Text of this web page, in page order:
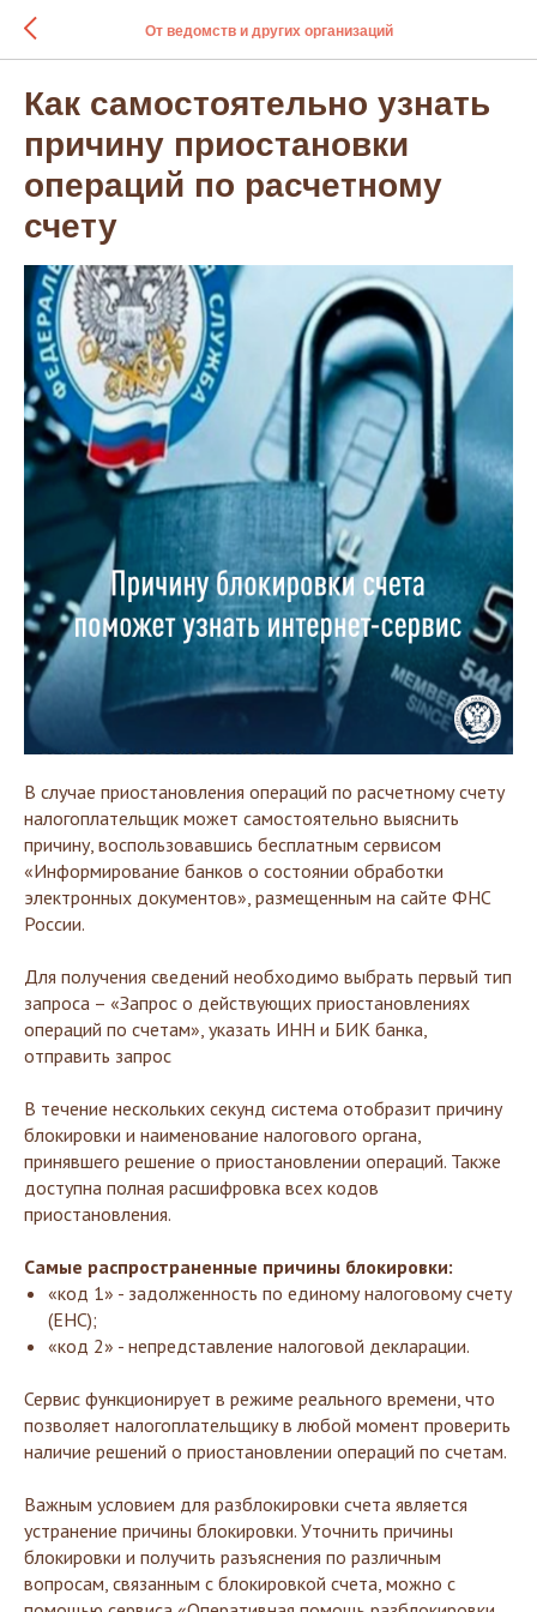
От ведомств и других организаций
Как самостоятельно узнать
причину приостановки
операций по расчетному
счету
В случае приостановления операций по расчетному счету
налогоплательщик может самостоятельно выяснить
причину, воспользовавшись бесплатным сервисом
«Информирование банков о состоянии обработки
электронных документов», размещенным на сайте ФНС
России.
Для получения сведений необходимо выбрать первый тип
запроса – «Запрос о действующих приостановлениях
операций по счетам», указать ИНН и БИК банка,
отправить запрос
В течение нескольких секунд система отобразит причину
блокировки и наименование налогового органа,
принявшего решение о приостановлении операций. Также
доступна полная расшифровка всех кодов
приостановления.
Самые распространенные причины блокировки:
«код 1» - задолженность по единому налоговому счету
(ЕНС);
«код 2» - непредставление налоговой декларации.
Сервис функционирует в режиме реального времени, что
позволяет налогоплательщику в любой момент проверить
наличие решений о приостановлении операций по счетам.
Важным условием для разблокировки счета является
устранение причины блокировки. Уточнить причины
блокировки и получить разъяснения по различным
вопросам, связанным с блокировкой счета, можно с